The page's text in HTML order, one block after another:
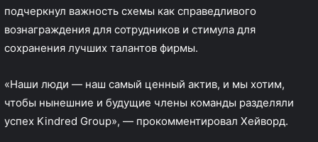
подчеркнул важность схемы как справедливого
вознаграждения для сотрудников и стимула для
сохранения лучших талантов фирмы.
«Наши люди — наш самый ценный актив, и мы хотим,
чтобы нынешние и будущие члены команды разделяли
успех Kindred Group», — прокомментировал Хейворд.